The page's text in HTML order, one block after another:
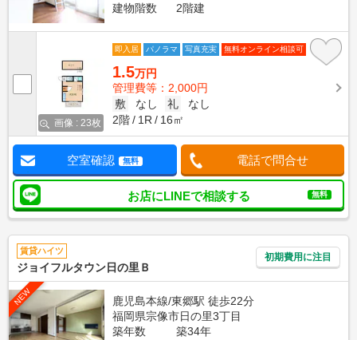
建物階数
2階建
画像 : 23枚
即入居 パノラマ 写真充実 無料オンライン相談可
1.5万円
管理費等：2,000円
敷
なし 礼
なし
2階
1R 16㎡
空室確認 無料 電話で問合せ
お店にLINEで相談する 無料
賃貸ハイツ
ジョイフルタウン日の里Ｂ
初期費用に注目
NEW
鹿児島本線/東郷駅 徒歩22分
福岡県宗像市日の里3丁目
築年数
築34年